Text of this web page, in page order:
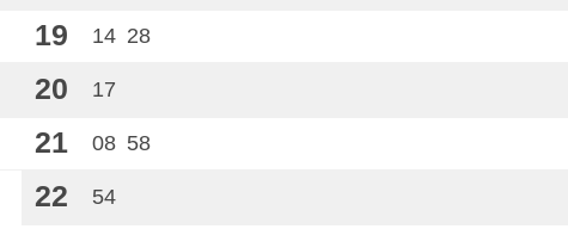
19 14 28
20 17
21 08 58
22 54